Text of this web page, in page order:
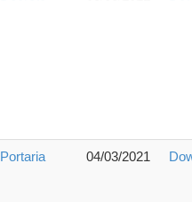
Portaria 04/03/2021